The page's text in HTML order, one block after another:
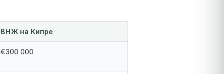
ВНЖ на Кипре
€300 000